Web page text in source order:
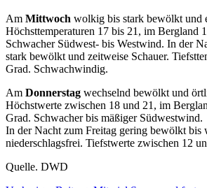
Am Mittwoch wolkig bis stark bewölkt und
Höchsttemperaturen 17 bis 21, im Bergland
Schwacher Südwest- bis Westwind. In der
stark bewölkt und zeitweise Schauer.
Grad. Schwachwindig.
Am Donnerstag wechselnd bewölkt und
Höchstwerte zwischen 18 und 21, im
Grad. Schwacher bis mäßiger Südwestwind.
In der Nacht zum Freitag gering bewölkt bis
niederschlagsfrei. Tiefstwerte zwischen 12
Quelle. DWD